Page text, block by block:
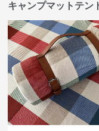
キャンプマットテン